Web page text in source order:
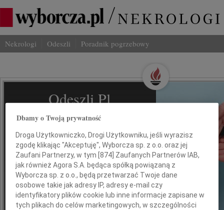
Nekrologi Odeszli Poradnik pogrzebowy
Odeszli.pl
Jak ich zapamiętaliśmy/ Serwis odeszli.pl
z Grupy Wyborcza, to możliwość
stworzenia unikalnego wspomnienia.
Dziel się nim z rodziną i przyjaciółmi.
Dbamy o Twoją prywatność
Droga Użytkowniczko, Drogi Użytkowniku, jeśli wyrazisz
zgodę klikając "Akceptuję", Wyborcza sp. z o.o. oraz jej
Zaufani Partnerzy, w tym [874 ] Zaufanych Partnerów IAB,
jak również Agora S.A. będąca spółką powiązaną z
Wyborcza sp. z o.o., będą przetwarzać Twoje dane
osobowe takie jak adresy IP, adresy e-mail czy
identyfikatory plików cookie lub inne informacje zapisane w
tych plikach do celów marketingowych, w szczególności